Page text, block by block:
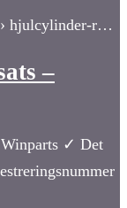
› hjulcylinder-r…
–
✓ Det